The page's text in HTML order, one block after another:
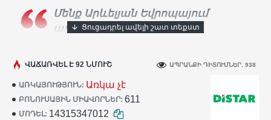
Մենք Արևելյան Եվրոպայում
ադամանդե գործիքների
հազարավոր արհեստավորներ ամեն օր
աշխատանքում:
ԱՌԿԱՅՈՒԹՅՈՒՆ: Առկա չէ
ԲՈՆՈՒՍԱՅԻՆ ՄԻԱՎՈՐՆԵՐ: 611
ՄՈԴԵԼ: 14315347012
ՎԱՃԱՌՎԵԼ Է 92 ՆՄՈՒՇ ԱՊՐԱՆՔԻ ԴԻՏՈՒՄՆԵՐ. 938